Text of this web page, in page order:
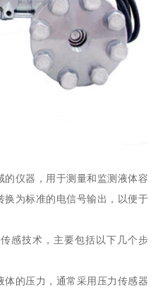
仪器，用于测量和监测液体容
为标准的电信号输出，以便于
感技术，主要包括以下几个步
的压力，通常采用压力传感器